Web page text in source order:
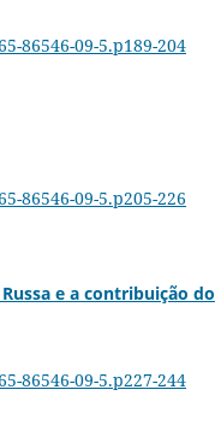
86546-09-5.p189-204
86546-09-5.p205-226
e a contribuição do
86546-09-5.p227-244